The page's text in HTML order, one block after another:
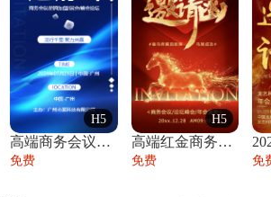
H5
高端商务会议招商加盟展会峰会论坛邀请函
免费
H5
高端红金商务会议年会年终盛典答谢邀请函
免费 免